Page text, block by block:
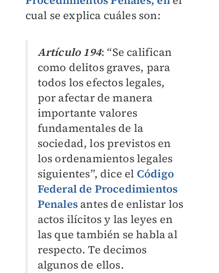
cual se explica cuáles son:
Artículo 194: “Se califican
como delitos graves, para
todos los efectos legales,
por afectar de manera
importante valores
fundamentales de la
sociedad, los previstos en
los ordenamientos legales
siguientes”, dice el Código
Federal de Procedimientos
Penalesantes de enlistar los
actos ilícitos y las leyes en
las que también se habla al
respecto. Te decimos
algunos de ellos.